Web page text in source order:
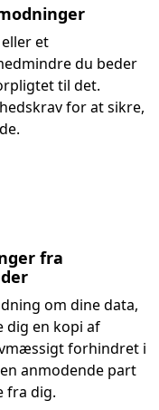
et
du beder
til det.
for at sikre,
fra
om dine data,
dig en kopi af
forhindret i
anmodende part
fra dig.